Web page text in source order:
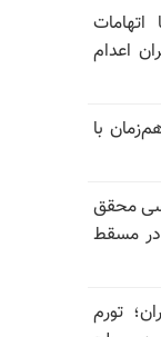
۵۶ نفر با اتهامات
در ایران اعدام
با
محقق
در مسقط
تورم